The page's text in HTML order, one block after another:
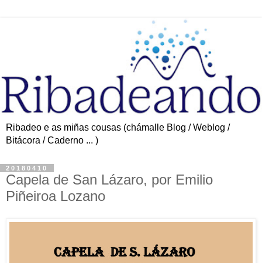
Ribadeo e as miñas cousas (chámalle Blog / Weblog /
Bitácora / Caderno ... )
20180410
Capela de San Lázaro, por Emilio
Piñeiroa Lozano